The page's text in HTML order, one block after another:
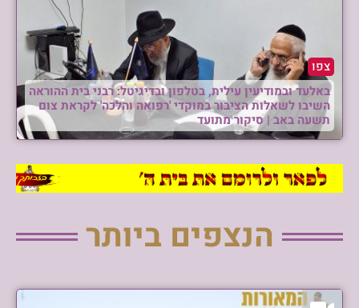
צפו
באלעד ובמודיעין עילית, בטלפון ובדיגיטל: רבני בית ההוראה
השיבו לשאלות הציבור במוקדי 'רפואה והלכה' לקראת צום
תשעה באב | סיקור מתועד
הנצפים ביותר